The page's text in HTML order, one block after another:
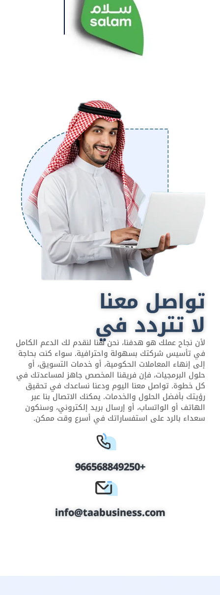
تواصل معنا
لا تتردد في
لأن نجاح عملك هو هدفنا، نحن هنا لنقدم لك الدعم الكامل
في تأسيس شركتك بسهولة واحترافية. سواء كنت بحاجة
إلى إنهاء المعاملات الحكومية، أو خدمات التسويق، أو
حلول البرمجيات، فإن فريقنا المخصص جاهز لمساعدتك في
كل خطوة. تواصل معنا اليوم ودعنا نساعدك في تحقيق
رؤيتك بأفضل الحلول والخدمات. يمكنك الاتصال بنا عبر
الهاتف أو الواتساب، أو إرسال بريد إلكتروني، وسنكون
سعداء بالرد على استفساراتك في أسرع وقت ممكن.
+966568849250
info@taabusiness.com